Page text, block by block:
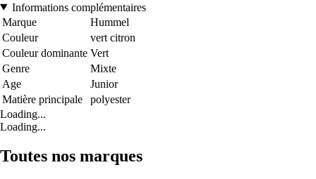
Informations complémentaires
Marque
Hummel
Couleur
vert citron
Couleur dominante Vert
Genre
Mixte
Age
Junior
Matière principale
polyester
Loading...
Loading...
Toutes nos marques